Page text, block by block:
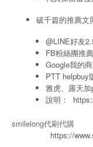
破千篇的推薦文
@LINE好友
FB粉絲團推
Google我的
PTT helpbuy
雅虎、露天
說明：
smilelong代刷代購
https://